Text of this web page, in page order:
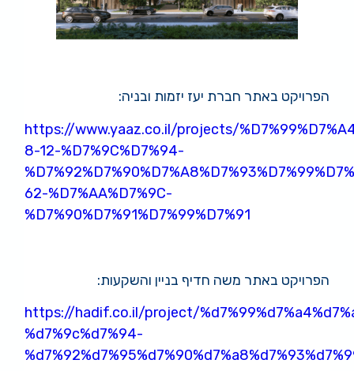
הפרויקט באתר חברת יעז יזמות ובניה:
https://www.yaaz.co.il/projects/
8-12-%D7%9C%D7%94-
62-%D7%AA%D7%9C-
%D7%90%D7%91%D7%99%D7%91
הפרויקט באתר משה חדיף בניין והשקעות:
https://hadif.co.il/project/
%d7%9c%d7%94-